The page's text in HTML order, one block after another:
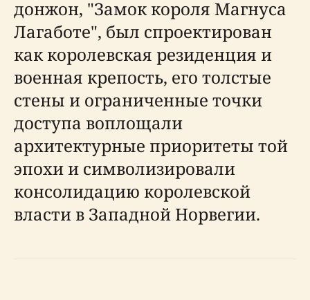
донжон, "Замок короля Магнуса
Лагаботе", был спроектирован
как королевская резиденция и
военная крепость, его толстые
стены и ограниченные точки
доступа воплощали
архитектурные приоритеты той
эпохи и символизировали
консолидацию королевской
власти в Западной Норвегии.